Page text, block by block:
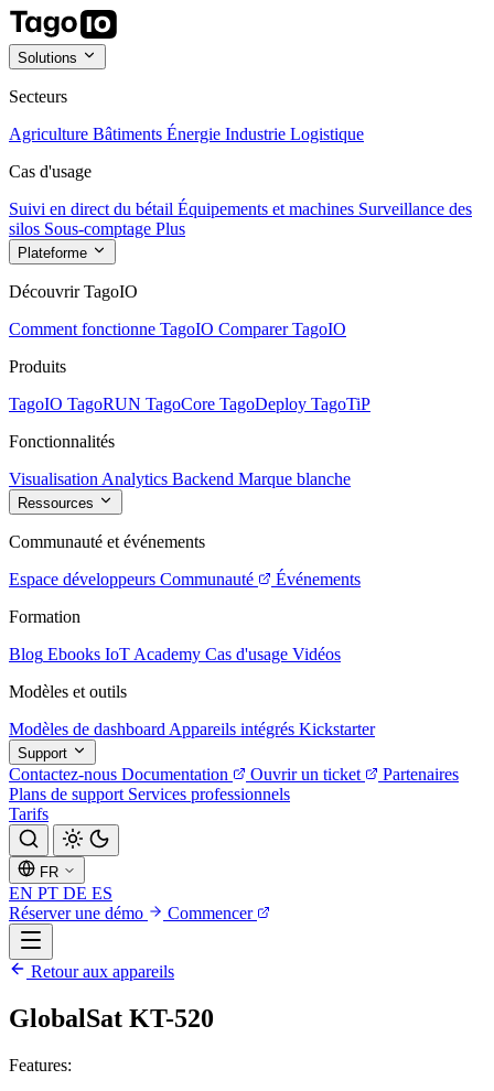
Solutions
Secteurs
Agriculture Bâtiments Énergie Industrie Logistique
Cas d'usage
Suivi en direct du bétail Équipements et machines Surveillance des
silos Sous-comptage Plus
Plateforme
Découvrir TagoIO
Comment fonctionne TagoIO Comparer TagoIO
Produits
TagoIO TagoRUN TagoCore TagoDeploy TagoTiP
Fonctionnalités
Visualisation Analytics Backend Marque blanche
Ressources
Communauté et événements
Espace développeurs Communauté
Événements
Formation
Blog Ebooks IoT Academy Cas d'usage Vidéos
Modèles et outils
Modèles de dashboard Appareils intégrés Kickstarter
Support
Contactez-nous Documentation Ouvrir un ticket
Partenaires
Plans de support Services professionnels
Tarifs
FR
EN PT DE ES
Réserver une démo
Commencer
Retour aux appareils
GlobalSat KT-520
Features: